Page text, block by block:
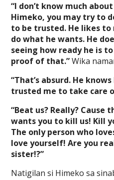
“I don’t know much
Himeko, you may try to
to be trusted. He likes
do what he wants. He
seeing how ready he is
proof of that.”Wika
“That’s absurd. He
trusted me to take care
“Beat us? Really? Cause
wants you to kill us! Kill
The only person who
love yourself! Are you
sister!?”
Natigilan si Himeko sa